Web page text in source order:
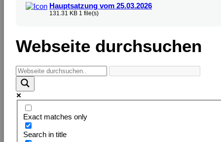
Hauptsatzung vom 25.03.2026
131.31 KB 1 file(s)
Webseite durchsuchen
Exact matches only
Search in title